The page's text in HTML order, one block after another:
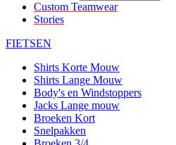
Custom Teamwear
Stories
FIETSEN
Shirts Korte Mouw
Shirts Lange Mouw
Body's en Windstoppers
Jacks Lange mouw
Broeken Kort
Snelpakken